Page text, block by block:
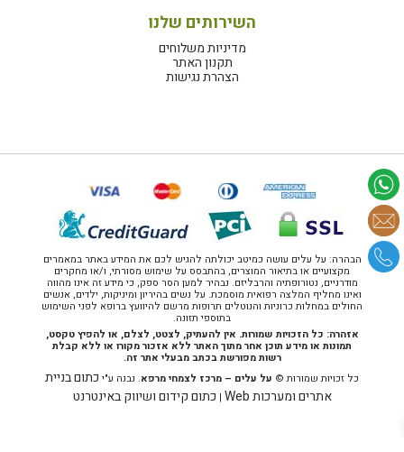
השירותים שלנו
מדיניות משלוחים
תקנון האתר
הצהרת נגישות
הבהרה: על עלים עושה כמיטב יכולתה להגיש לכם את המידע באתר במאמרים
מקצועיים או בתיאור המוצרים, בהתבסס על שימוש מסורתי, ו/או מחקרים
מודרניים, נטורופתיה והרבליזם. נבהיר למען הסר ספק, כי מידע זה אינו מהווה
ואינו מחליף המלצה רפואית מוסמכת. על נשים בהיריון ומיניקות, ילדים, אנשים
החולים במחלות כרוניות והנוטלים תרופות מרשם להיוועץ ברופא לפני השימוש
בתוספי תזונה.
אזהרה: כל הזכויות שמורות. אין להעתיק, לצטט, לצלם, או להפיץ טקסט,
תמונות או מידע תוכן אחר מתוך האתר ללא אזכור מקורו או ללא קבלת
רשות מפורשת בכתב מבעלי אתר זה.
כל זכויות שמורות © על עלים – מרכז לצמחי מרפא. נבנה ע"יכתום בניית
אתרים ומערכות Web
| כתום קידום ושיווק באינטרנט